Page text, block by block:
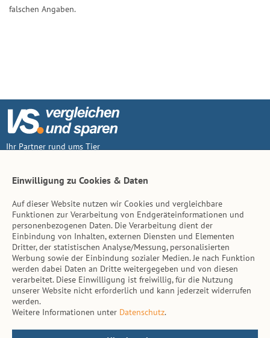
falschen Angaben.
Ihr Partner rund ums Tier
Inhalt
Tierarzt-Suche
Hinweise
AGB
Impressum
Datenschutz
Kontakt
Einwilligung zu Cookies & Daten
Auf dieser Website nutzen wir Cookies und vergleichbare
Funktionen zur Verarbeitung von Endgeräteinformationen und
personenbezogenen Daten. Die Verarbeitung dient der
Einbindung von Inhalten, externen Diensten und Elementen
Dritter, der statistischen Analyse/Messung, personalisierten
Werbung sowie der Einbindung sozialer Medien. Je nach Funktion
werden dabei Daten an Dritte weitergegeben und von diesen
verarbeitet. Diese Einwilligung ist freiwillig, für die Nutzung
unserer Website nicht erforderlich und kann jederzeit widerrufen
werden.
Weitere Informationen unter Datenschutz.